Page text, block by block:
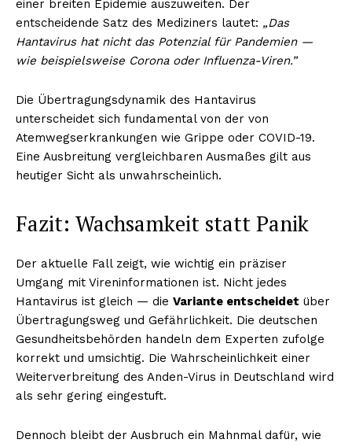
einer breiten Epidemie auszuweiten. Der
entscheidende Satz des Mediziners lautet: „Das
Hantavirus hat nicht das Potenzial für Pandemien —
wie beispielsweise Corona oder Influenza-Viren.”
Die Übertragungsdynamik des Hantavirus
unterscheidet sich fundamental von der von
Atemwegserkrankungen wie Grippe oder COVID-19.
Eine Ausbreitung vergleichbaren Ausmaßes gilt aus
heutiger Sicht als unwahrscheinlich.
Fazit: Wachsamkeit statt Panik
Der aktuelle Fall zeigt, wie wichtig ein präziser
Umgang mit Vireninformationen ist. Nicht jedes
Hantavirus ist gleich — die Variante entscheidet über
Übertragungsweg und Gefährlichkeit. Die deutschen
Gesundheitsbehörden handeln dem Experten zufolge
korrekt und umsichtig. Die Wahrscheinlichkeit einer
Weiterverbreitung des Anden-Virus in Deutschland wird
als sehr gering eingestuft.
Dennoch bleibt der Ausbruch ein Mahnmal dafür, wie